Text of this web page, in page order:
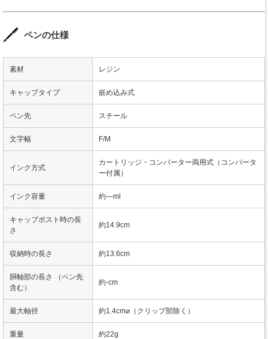
ペンの仕様
素材 レジン
キャップタイプ 嵌め込み式
ペン先 スチール
文字幅 F/M
インク方式
カートリッジ・コンバーター両用式（コンバータ
ー付属）
インク容量 約―ml
キャップポスト時の長
さ
約14.9cm
収納時の長さ 約13.6cm
胴軸部の長さ （ペン先
含む）
約-cm
最大軸径 約1.4cm⌀（クリップ部除く）
重量 約22g